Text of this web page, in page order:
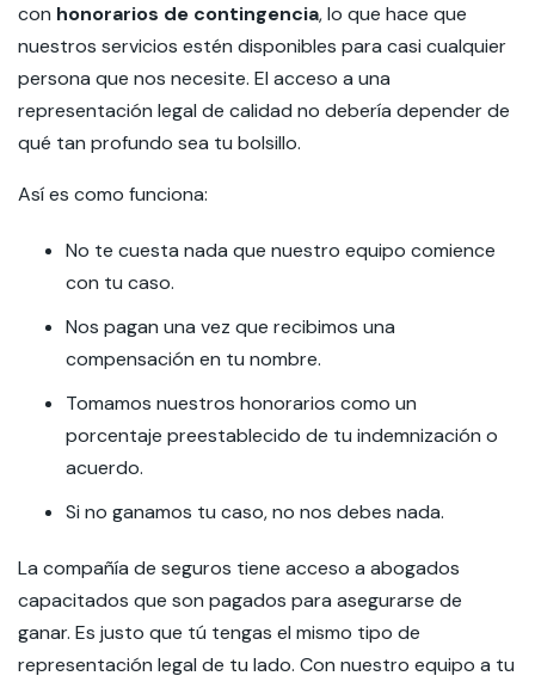
con honorarios de contingencia, lo que hace que
nuestros servicios estén disponibles para casi cualquier
persona que nos necesite. El acceso a una
representación legal de calidad no debería depender de
qué tan profundo sea tu bolsillo.
Así es como funciona:
No te cuesta nada que nuestro equipo comience
con tu caso.
Nos pagan una vez que recibimos una
compensación en tu nombre.
Tomamos nuestros honorarios como un
porcentaje preestablecido de tu indemnización o
acuerdo.
Si no ganamos tu caso, no nos debes nada.
La compañía de seguros tiene acceso a abogados
capacitados que son pagados para asegurarse de
ganar. Es justo que tú tengas el mismo tipo de
representación legal de tu lado. Con nuestro equipo a tu